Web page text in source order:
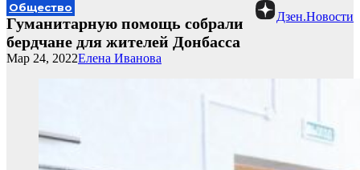
Дзен.Новости
Общество
Гуманитарную помощь собрали
бердчане для жителей Донбасса
Елена Иванова
Мар 24, 2022